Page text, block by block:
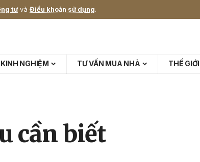
tưvà Điều khoản sử dụng.
KINH NGHIỆM TƯ VẤN MUA NHÀ THẾ GIỚI
cần biết